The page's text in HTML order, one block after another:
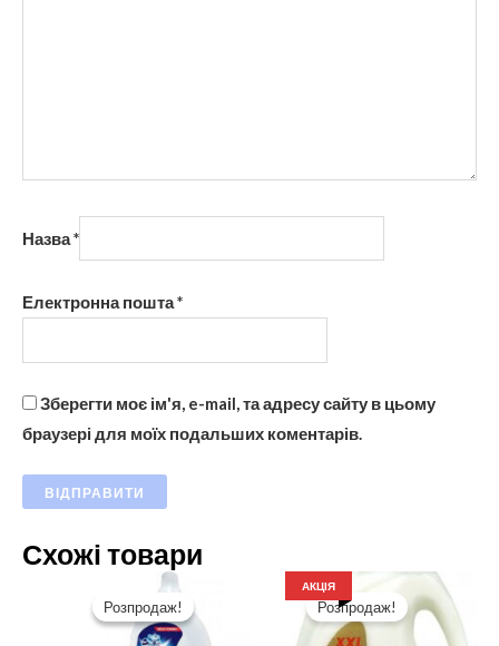
Назва*
Електронна пошта*
Зберегти моє ім'я, e-mail, та адресу сайту в цьому
браузері для моїх подальших коментарів.
Схожі товари
Розпродаж!
Розпродаж!
АКЦІЯ
Розпродаж!